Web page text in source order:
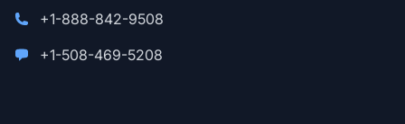
+1-888-842-9508
+1-508-469-5208